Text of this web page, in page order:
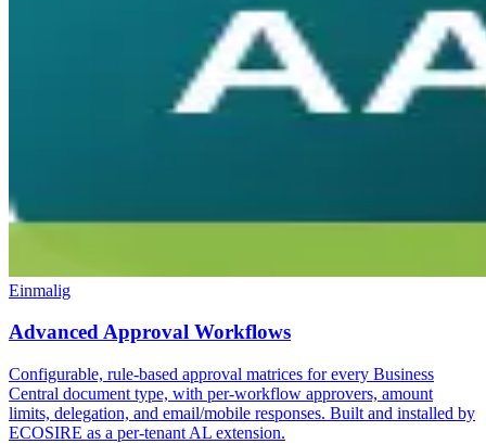
Einmalig
Advanced Approval Workflows
Configurable, rule-based approval matrices for every Business
Central document type, with per-workflow approvers, amount
limits, delegation, and email/mobile responses. Built and installed by
ECOSIRE as a per-tenant AL extension.